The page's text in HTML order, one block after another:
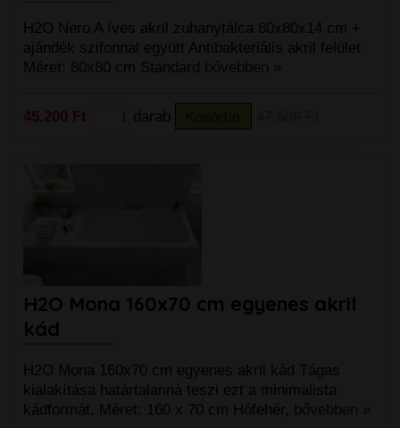
H2O Nero A íves akril zuhanytálca 80x80x14 cm +
ajándék szifonnal együtt Antibakteriális akril felület
Méret: 80x80 cm Standard
bővebben »
45.200 Ft darab
H2O Mona 160x70 cm egyenes akril
kád
H2O Mona 160x70 cm egyenes akril kád Tágas
kialakítása határtalanná teszi ezt a minimalista
kádformát. Méret: 160 x 70 cm Hófehér,
bővebben »